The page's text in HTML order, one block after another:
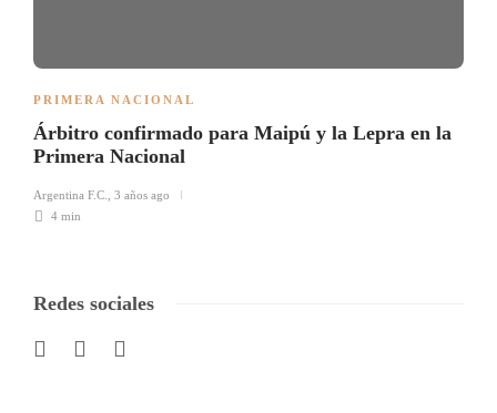
PRIMERA NACIONAL
Árbitro confirmado para Maipú y la Lepra en la
Primera Nacional
Argentina F.C.
3 años ago
4 min
Redes sociales